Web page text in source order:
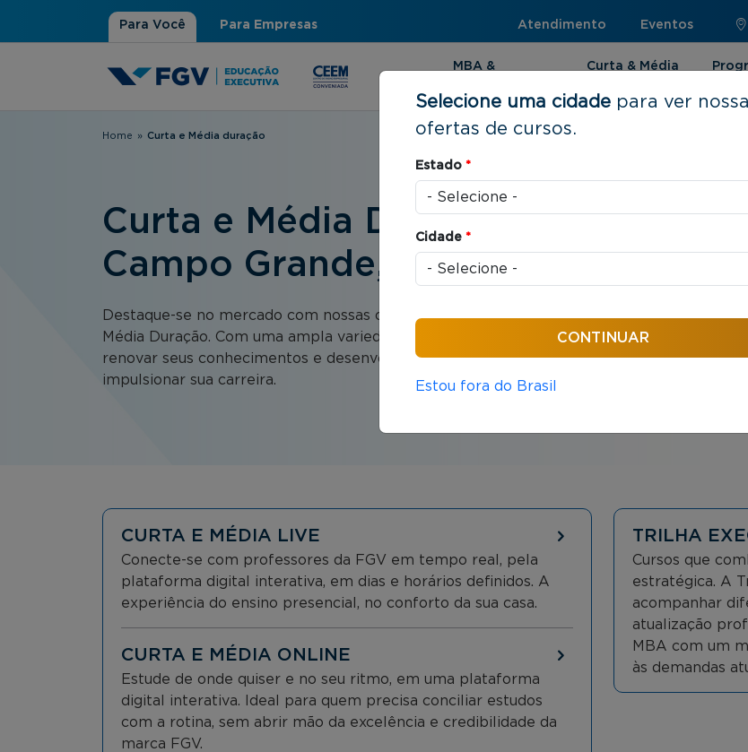
Para Você Para Empresas Atendimento Eventos
MBA &
Curta & Média
Você está aqui
Home » Curta e Média duração
Curta e Média Duração |
Campo Grande, MS
Destaque-se no mercado com nossas opções de cursos de Curta e
Média Duração. Com uma ampla variedade de temas, você poderá
renovar seus conhecimentos e desenvolver as habilidades para
impulsionar sua carreira.
CURTA E MÉDIA LIVE
Conecte-se com professores da FGV em tempo real, pela
plataforma digital interativa, em dias e horários definidos. A
experiência do ensino presencial, no conforto da sua casa.
CURTA E MÉDIA ONLINE
Estude de onde quiser e no seu ritmo, em uma plataforma
digital interativa. Ideal para quem precisa conciliar estudos
com a rotina, sem abrir mão da excelência e credibilidade da
marca FGV.
TRILHA
Cursos que
estratégica. A
acompanhar
atualização
MBA com um
às demandas
Selecione uma cidade para ver
ofertas de cursos.
Estado *
Cidade *
Estou fora do Brasil